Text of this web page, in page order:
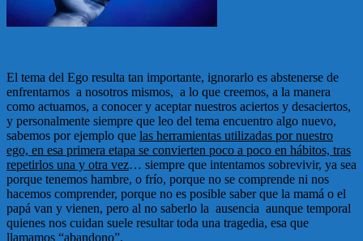
El tema del Ego resulta tan importante, ignorarlo es abstenerse de
enfrentarnos a nosotros mismos, a lo que creemos, a la manera
como actuamos, a conocer y aceptar nuestros aciertos y desaciertos,
y personalmente siempre que leo del tema encuentro algo nuevo,
sabemos por ejemplo que las herramientas utilizadas por nuestro
ego, en esa primera etapa se convierten poco a poco en hábitos, tras
repetirlos una y otra vez… siempre que intentamos sobrevivir, ya sea
porque tenemos hambre, o frío, porque no se comprende ni nos
hacemos comprender, porque no es posible saber que la mamá o el
papá van y vienen, pero al no saberlo la ausencia aunque temporal
quienes nos cuidan suele resultar toda una tragedia, esa que
llamamos “abandono”.